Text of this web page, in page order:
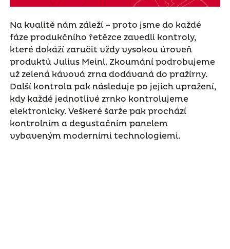
Na kvalitě nám záleží – proto jsme do každé
fáze produkčního řetězce zavedli kontroly,
které dokáží zaručit vždy vysokou úroveň
produktů Julius Meinl. Zkoumání podrobujeme
už zelená kávová zrna dodávaná do pražírny.
Další kontrola pak následuje po jejich upražení,
kdy každé jednotlivé zrnko kontrolujeme
elektronicky. Veškeré šarže pak prochází
kontrolním a degustačním panelem
vybaveným moderními technologiemi.